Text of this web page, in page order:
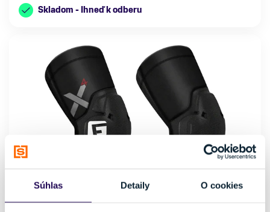
Súhlas Detaily O cookies
Skladom - Ihneď k odberu